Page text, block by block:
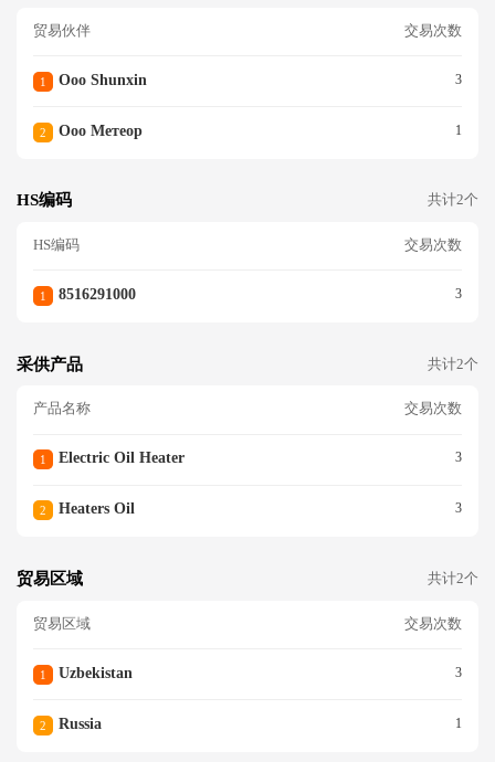
贸易伙伴 交易次数
1 Ooo Shunxin 3
2 Ооо Метеор 1
HS编码 共计2个
HS编码 交易次数
1 8516291000 3
采供产品 共计2个
产品名称 交易次数
1 Electric Oil Heater 3
2 Heaters Oil 3
贸易区域 共计2个
贸易区域 交易次数
1 Uzbekistan 3
2 Russia 1